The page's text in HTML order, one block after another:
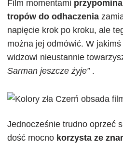
Film momentami
tropów do odhaczenia
napięcie krok po kroku, ale
można jej odmówić. W
widzowi nieustannie
Sarman jeszcze żyje”.
Jednocześnie trudno oprzeć
dość mocno korzysta ze